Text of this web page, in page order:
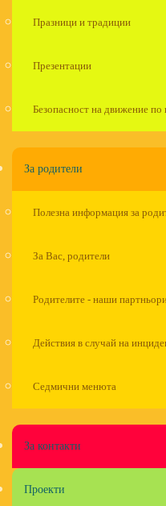
Празници и традиции
Презентации
Безопасност на движение
За родители
Полезна информация за
За Вас, родители
Родителите - наши
Действия в случай на
Седмични менюта
За контакти
Проекти